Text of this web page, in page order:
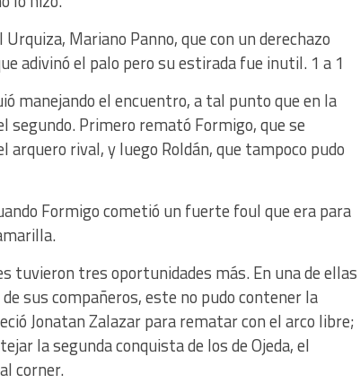
Mariano Panno, que con un derechazo
adivinó el palo pero su estirada fue inutil. 1 a 1
manejando el encuentro, a tal punto que en la
segundo. Primero remató Formigo, que se
rival, y luego Roldán, que tampoco pudo
Formigo cometió un fuerte foul que era para
tuvieron tres oportunidades más. En una de ellas
sus compañeros, este no pudo contener la
Jonatan Zalazar para rematar con el arco libre;
la segunda conquista de los de Ojeda, el
corner.